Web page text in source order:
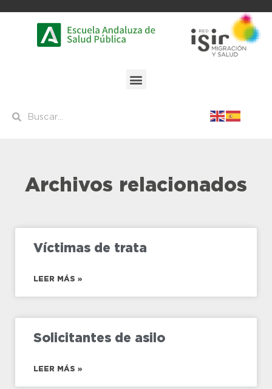
Archivos relacionados
Víctimas de trata
LEER MÁS »
Solicitantes de asilo
LEER MÁS »